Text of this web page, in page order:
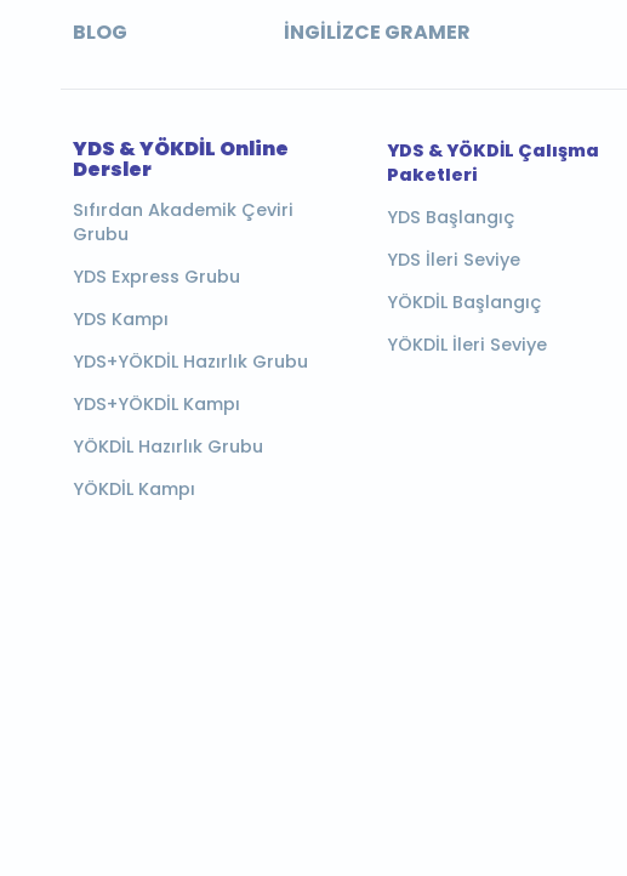
BLOG İNGILIZCE GRAMER
YDS & YÖKDİL Online
Dersler
Sıfırdan Akademik Çeviri
Grubu
YDS Express Grubu
YDS Kampı
YDS+YÖKDİL Hazırlık Grubu
YDS+YÖKDİL Kampı
YÖKDİL Hazırlık Grubu
YÖKDİL Kampı
YDS & YÖKDİL Çalışma
Paketleri
YDS Başlangıç
YDS İleri Seviye
YÖKDİL Başlangıç
YÖKDİL İleri Seviye